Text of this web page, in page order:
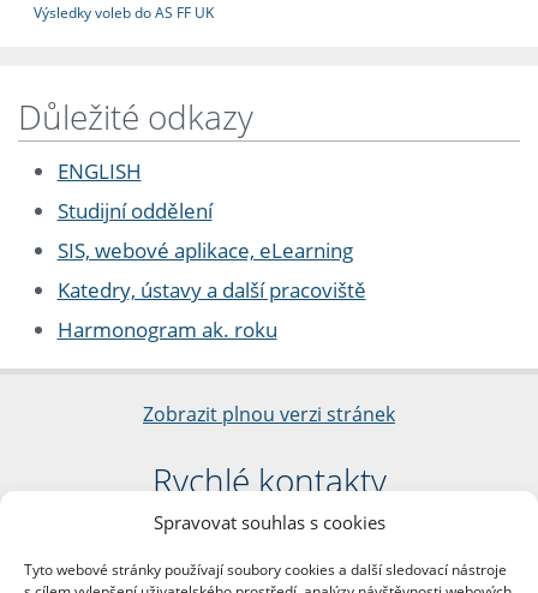
Spravovat souhlas s cookies
Tyto webové stránky používají soubory cookies a další sledovací nástroje
Výsledky voleb do AS FF UK
Důležité odkazy
ENGLISH
Studijní oddělení
SIS, webové aplikace, eLearning
Katedry, ústavy a další pracoviště
Harmonogram ak. roku
Zobrazit plnou verzi stránek
Rychlé kontakty
Filozofická fakulta
nám. Jana Palacha 1/2